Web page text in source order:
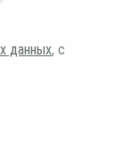
данных, с